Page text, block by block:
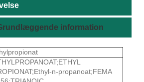
information
n-propanoat;FEMA